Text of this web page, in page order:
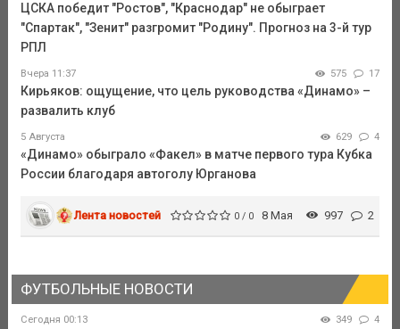
ЦСКА победит "Ростов", "Краснодар" не обыграет
"Спартак", "Зенит" разгромит "Родину". Прогноз на 3-й тур
РПЛ
Вчера 11:37 575 17
Кирьяков: ощущение, что цель руководства «Динамо» –
развалить клуб
5 Августа 629 4
«Динамо» обыграло «Факел» в матче первого тура Кубка
России благодаря автоголу Юрганова
Лента новостей 0 / 0 8 Мая 997 2
ФУТБОЛЬНЫЕ НОВОСТИ
Сегодня 00:13 349 4